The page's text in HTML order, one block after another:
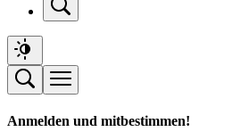
Anmelden und mitbestimmen!